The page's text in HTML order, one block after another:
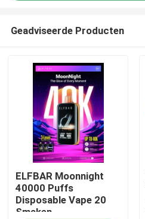
Geadviseerde Producten
ELFBAR Moonnight
40000 Puffs
Disposable Vape 20
Smaken